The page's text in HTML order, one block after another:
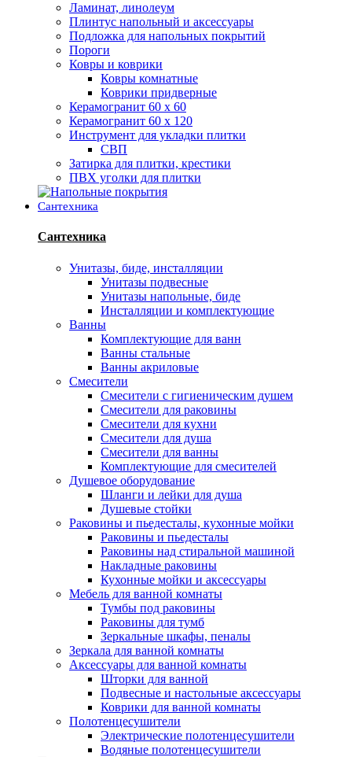
Ламинат, линолеум
Плинтус напольный и аксессуары
Подложка для напольных покрытий
Пороги
Ковры и коврики
Ковры комнатные
Коврики придверные
Керамогранит 60 х 60
Керамогранит 60 х 120
Инструмент для укладки плитки
СВП
Затирка для плитки, крестики
ПВХ уголки для плитки
Сантехника
Сантехника
Унитазы, биде, инсталляции
Унитазы подвесные
Унитазы напольные, биде
Инсталляции и комплектующие
Ванны
Комплектующие для ванн
Ванны стальные
Ванны акриловые
Смесители
Смесители с гигиеническим душем
Смесители для раковины
Смесители для кухни
Смесители для душа
Смесители для ванны
Комплектующие для смесителей
Душевое оборудование
Шланги и лейки для душа
Душевые стойки
Раковины и пьедесталы, кухонные мойки
Раковины и пьедесталы
Раковины над стиральной машиной
Накладные раковины
Кухонные мойки и аксессуары
Мебель для ванной комнаты
Тумбы под раковины
Раковины для тумб
Зеркальные шкафы, пеналы
Зеркала для ванной комнаты
Аксессуары для ванной комнаты
Шторки для ванной
Подвесные и настольные аксессуары
Коврики для ванной комнаты
Полотенцесушители
Электрические полотенцесушители
Водяные полотенцесушители